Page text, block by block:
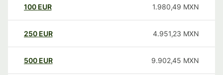
100 EUR 1.980,49 MXN
250 EUR 4.951,23 MXN
500 EUR 9.902,45 MXN